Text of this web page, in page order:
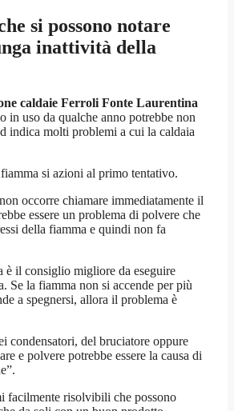
si possono notare
inattività della
caldaie Ferroli Fonte Laurentina
in uso da qualche anno potrebbe non
indica molti problemi a cui la caldaia
si azioni al primo tentativo.
occorre chiamare immediatamente il
essere un problema di polvere che
della fiamma e quindi non fa
è il consiglio migliore da eseguire
Se la fiamma non si accende per più
a spegnersi, allora il problema è
condensatori, del bruciatore oppure
e polvere potrebbe essere la causa di
facilmente risolvibili che possono